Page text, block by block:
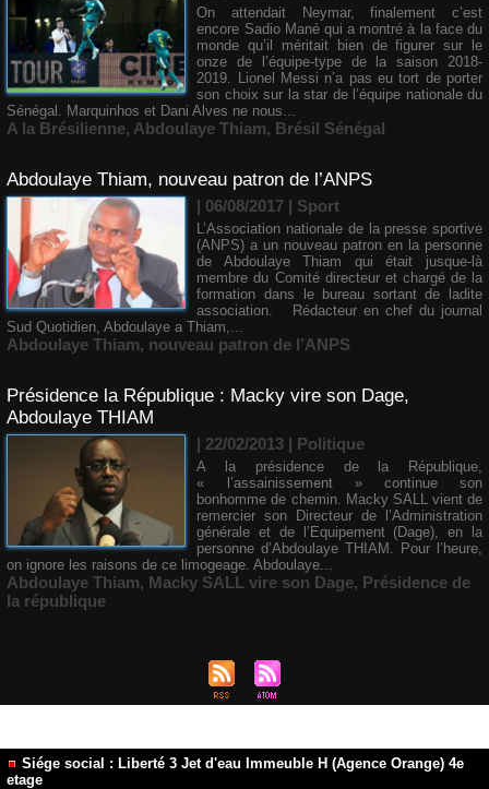
On attendait Neymar, finalement c’est
encore Sadio Mané qui a montré à la face du
monde qu’il méritait bien de figurer sur le
onze de l’équipe-type de la saison 2018-
2019. Lionel Messi n’a pas eu tort de porter
son choix sur la star de l’équipe nationale du
Sénégal. Marquinhos et Dani Alves ne nous...
A la Brésilienne, Abdoulaye Thiam, Brésil Sénégal
Abdoulaye Thiam, nouveau patron de l’ANPS
| 06/08/2017 | Sport
L’Association nationale de la presse sportive
(ANPS) a un nouveau patron en la personne
de Abdoulaye Thiam qui était jusque-là
membre du Comité directeur et chargé de la
formation dans le bureau sortant de ladite
association. Rédacteur en chef du journal
Sud Quotidien, Abdoulaye a Thiam,...
Abdoulaye Thiam, nouveau patron de l’ANPS
Présidence la République : Macky vire son Dage,
Abdoulaye THIAM
| 22/02/2013 | Politique
A la présidence de la République,
« l’assainissement » continue son
bonhomme de chemin. Macky SALL vient de
remercier son Directeur de l’Administration
générale et de l’Equipement (Dage), en la
personne d’Abdoulaye THIAM. Pour l’heure,
on ignore les raisons de ce limogeage. Abdoulaye...
Abdoulaye Thiam, Macky SALL vire son Dage, Présidence de
la république
Siége social : Liberté 3 Jet d'eau Immeuble H (Agence Orange) 4e
etage